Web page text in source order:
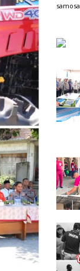
samosa